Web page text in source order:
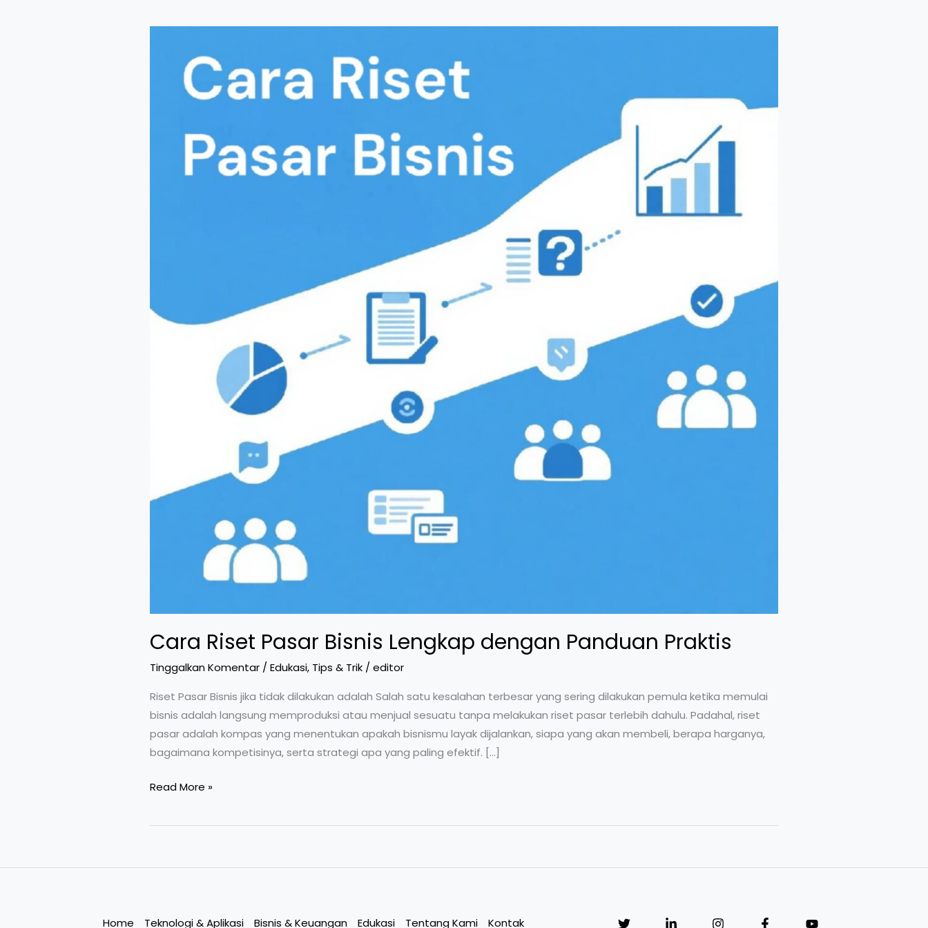
Cara Riset Pasar Bisnis Lengkap dengan Panduan Praktis
Tinggalkan Komentar / Edukasi, Tips & Trik / editor
Riset Pasar Bisnis jika tidak dilakukan adalah Salah satu kesalahan terbesar yang sering dilakukan pemula ketika memulai
bisnis adalah langsung memproduksi atau menjual sesuatu tanpa melakukan riset pasar terlebih dahulu. Padahal, riset
pasar adalah kompas yang menentukan apakah bisnismu layak dijalankan, siapa yang akan membeli, berapa harganya,
bagaimana kompetisinya, serta strategi apa yang paling efektif. […]
Panduan
Read More »
Home Teknologi & Aplikasi Bisnis & Keuangan Edukasi Tentang Kami Kontak